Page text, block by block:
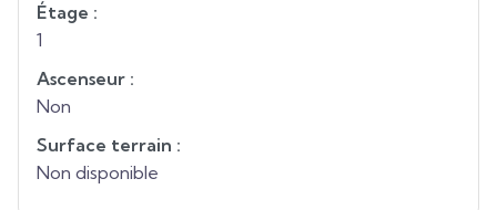
Étage :
1
Ascenseur :
Non
Surface terrain :
Non disponible